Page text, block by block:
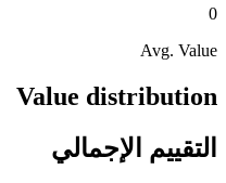
0
Avg. Value
Value distribution
التقييم الإجمالي